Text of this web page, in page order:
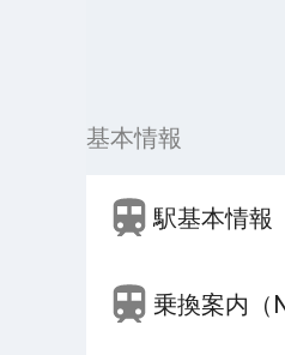
基本情報
駅基本情報
乗換案内（